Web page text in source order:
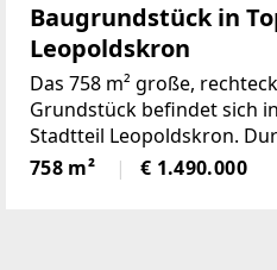
Baugrundstück in
Leopoldskron
Das 758 m² große,
Grundstück befindet sich
Stadtteil Leopoldskron.
Ausrichtung ist es absolut
befindet sich ein
758 m² € 1.490.000